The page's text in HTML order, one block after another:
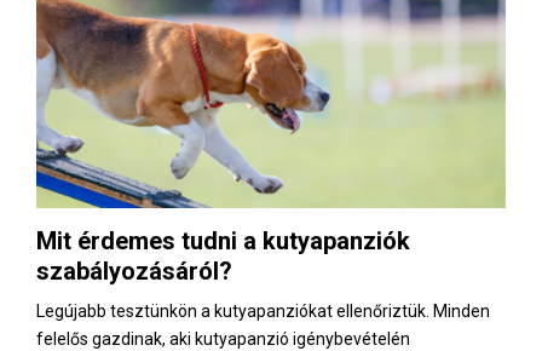
Mit érdemes tudni a kutyapanziók
szabályozásáról?
Legújabb tesztünkön a kutyapanziókat ellenőriztük. Minden
felelős gazdinak, aki kutyapanzió igénybevételén